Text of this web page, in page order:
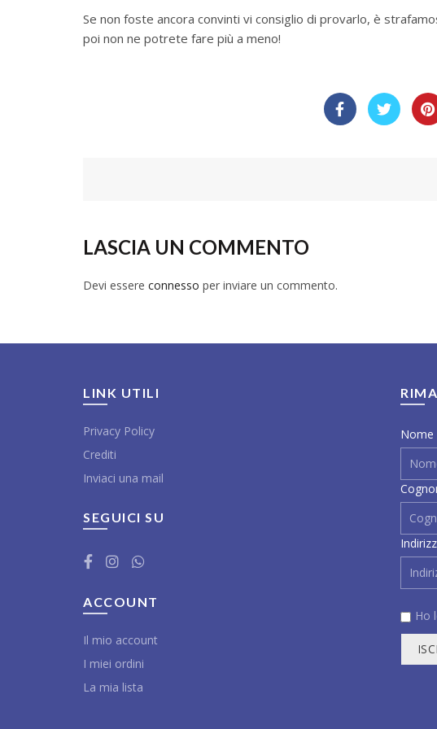
Se non foste ancora convinti vi consiglio di provarlo, è
poi non ne potrete fare più a meno!
LASCIA UN COMMENTO
Devi essere connesso per inviare un commento.
LINK UTILI
Privacy Policy
Crediti
Inviaci una mail
SEGUICI SU
ACCOUNT
Il mio account
I miei ordini
La mia lista
Nome
Ho